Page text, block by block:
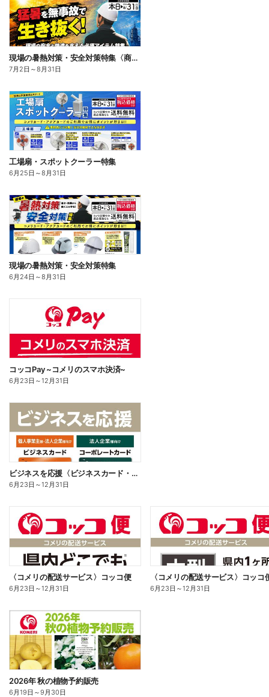
現場の暑熱対策・安全対策特集〈商品一例〉
7月2日 ～8月31日
工場扇・スポットクーラー特集
6月25日 ～8月31日
現場の暑熱対策・安全対策特集
6月24日 ～8月31日
コッコPay ~コメリのスマホ決済~
6月23日 ～12月31日
ビジネスを応援〈ビジネスカード・コーポレートカード〉
6月23日 ～12月31日
〈コメリの配送サービス〉コッコ便
6月23日 ～12月31日
〈コメリの配送サービス〉コッコ
6月23日 ～12月31日
2026年 秋の植物予約販売
6月19日 ～9月30日